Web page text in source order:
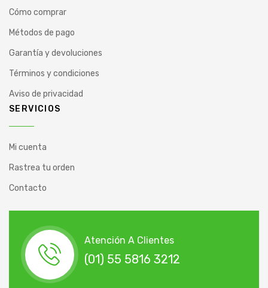
Cómo comprar
Métodos de pago
Garantía y devoluciones
Términos y condiciones
Aviso de privacidad
SERVICIOS
Mi cuenta
Rastrea tu orden
Contacto
Atención A Clientes
(01) 55 5816 3212